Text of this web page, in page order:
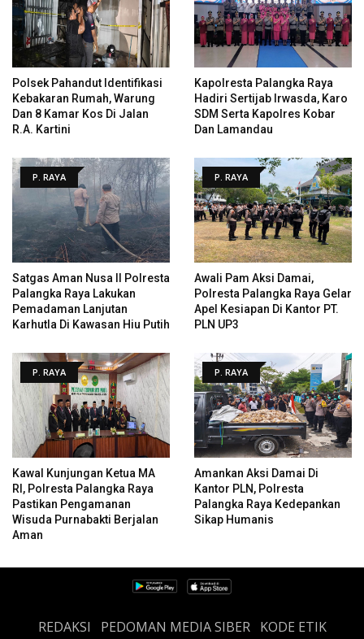
Polsek Pahandut Identifikasi
Kebakaran Rumah, Warung
Dan 8 Kamar Kos Di Jalan
R.A. Kartini
Kapolresta Palangka Raya
Hadiri Sertijab Irwasda, Karo
SDM Serta Kapolres Kobar
Dan Lamandau
P. RAYA
Satgas Aman Nusa II Polresta
Palangka Raya Lakukan
Pemadaman Lanjutan
Karhutla Di Kawasan Hiu Putih
P. RAYA
Awali Pam Aksi Damai,
Polresta Palangka Raya Gelar
Apel Kesiapan Di Kantor PT.
PLN UP3
P. RAYA
Kawal Kunjungan Ketua MA
RI, Polresta Palangka Raya
Pastikan Pengamanan
Wisuda Purnabakti Berjalan
Aman
P. RAYA
Amankan Aksi Damai Di
Kantor PLN, Polresta
Palangka Raya Kedepankan
Sikap Humanis
REDAKSI PEDOMAN MEDIA SIBER
KODE ETIK